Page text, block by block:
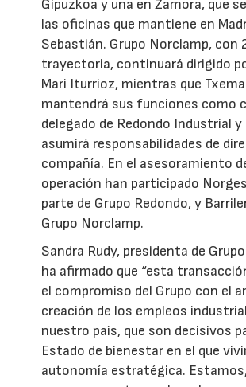
Gipuzkoa y una en Zamora, que
las oficinas que mantiene en
Sebastián. Grupo Norclamp, con
trayectoria, continuará dirigido
Mari Iturrioz, mientras que
mantendrá sus funciones como
delegado de Redondo Industrial y
asumirá responsabilidades de
compañía. En el asesoramiento
operación han participado
parte de Grupo Redondo, y
Grupo Norclamp.
Sandra Rudy, presidenta de
ha afirmado que “esta
el compromiso del Grupo con el
creación de los empleos
nuestro país, que son decisivos
Estado de bienestar en el que
autonomía estratégica.